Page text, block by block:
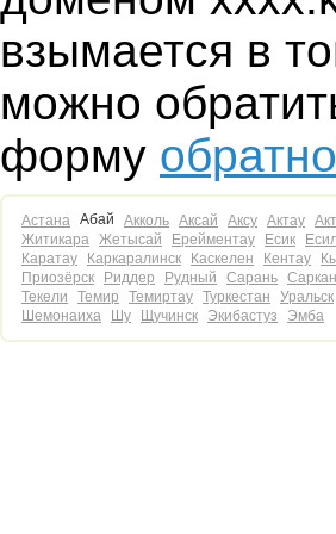
взымается в
можно
форму
Астана Абай Акколь Аксай Аксу Актау
Житикара Жетысай Ерейментау Есик
Каратау
Каркаралинск Каскелен Кентау
Приозёрск
Риддер Рудный Сарань
Текели
Темир Темиртау Туркестан Уральск
Шемонаиха
Шу Щучинск Экибастуз Эмба